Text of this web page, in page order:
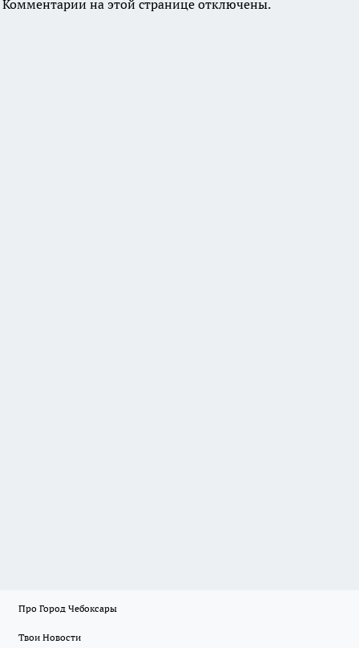
Комментарии на этой странице отключены.
Про Город Чебоксары
Твои Новости